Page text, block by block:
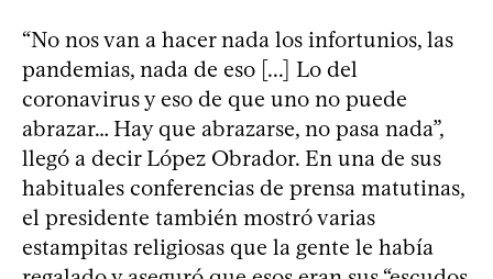
“No nos van a hacer nada los infortunios, las
pandemias, nada de eso [...] Lo del
coronavirus y eso de que uno no puede
abrazar… Hay que abrazarse, no pasa nada”,
llegó a decir López Obrador. En una de sus
habituales conferencias de prensa matutinas,
el presidente también mostró varias
estampitas religiosas que la gente le había